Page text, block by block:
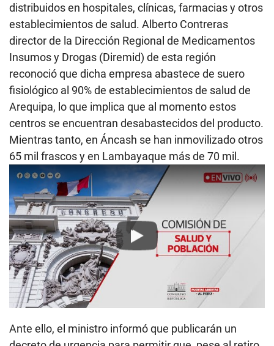
distribuidos en hospitales, clínicas, farmacias y otros
establecimientos de salud. Alberto Contreras
director de la Dirección Regional de Medicamentos
Insumos y Drogas (Diremid) de esta región
reconoció que dicha empresa abastece de suero
fisiológico al 90% de establecimientos de salud de
Arequipa, lo que implica que al momento estos
centros se encuentran desabastecidos del producto.
Mientras tanto, en Áncash se han inmovilizado otros
65 mil frascos y en Lambayaque más de 70 mil.
Play
Ante ello, el ministro informó que publicarán un